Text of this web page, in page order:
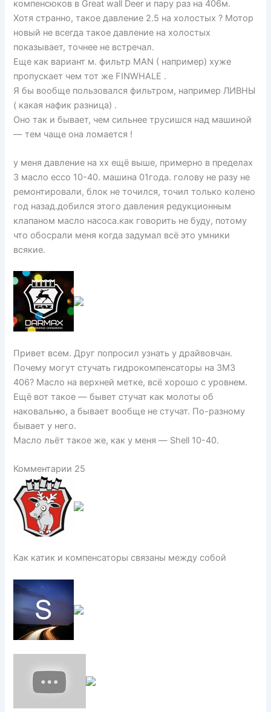
компенсюков в Great wall Deer и пару раз на 406м.
Хотя странно, такое давление 2.5 на холостых ? Мотор
новый не всегда такое давление на холостых
показывает, точнее не встречал.
Еще как вариант м. фильтр МАN ( например) хуже
пропускает чем тот же FINWHALE .
Я бы вообще пользовался фильтром, например ЛИВНЫ
( какая нафик разница) .
Оно так и бывает, чем сильнее трусишся над машиной
— тем чаще она ломается !
у меня давление на хх ещё выше, примерно в пределах
3 масло ессо 10-40. машина 01года. голову не разу не
ремонтировали, блок не точился, точил только колено
год назад.добился этого давления редукционным
клапаном масло насоса.как говорить не буду, потому
что обосрали меня когда задумал всё это умники
всякие.
Привет всем. Друг попросил узнать у драйвовчан.
Почему могут стучать гидрокомпенсаторы на ЗМЗ
406? Масло на верхней метке, всё хорошо с уровнем.
Ещё вот такое — бывет стучат как молоты об
наковальню, а бывает вообще не стучат. По-разному
бывает у него.
Масло льёт такое же, как у меня — Shell 10-40.
Комментарии 25
Как катик и компенсаторы связаны между собой